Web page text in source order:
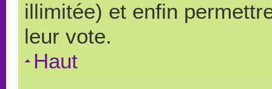
illimitée) et enfin
leur vote.
Haut